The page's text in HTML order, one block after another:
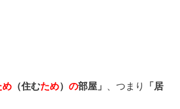
め （住むため） の部屋」 、つまり
「居